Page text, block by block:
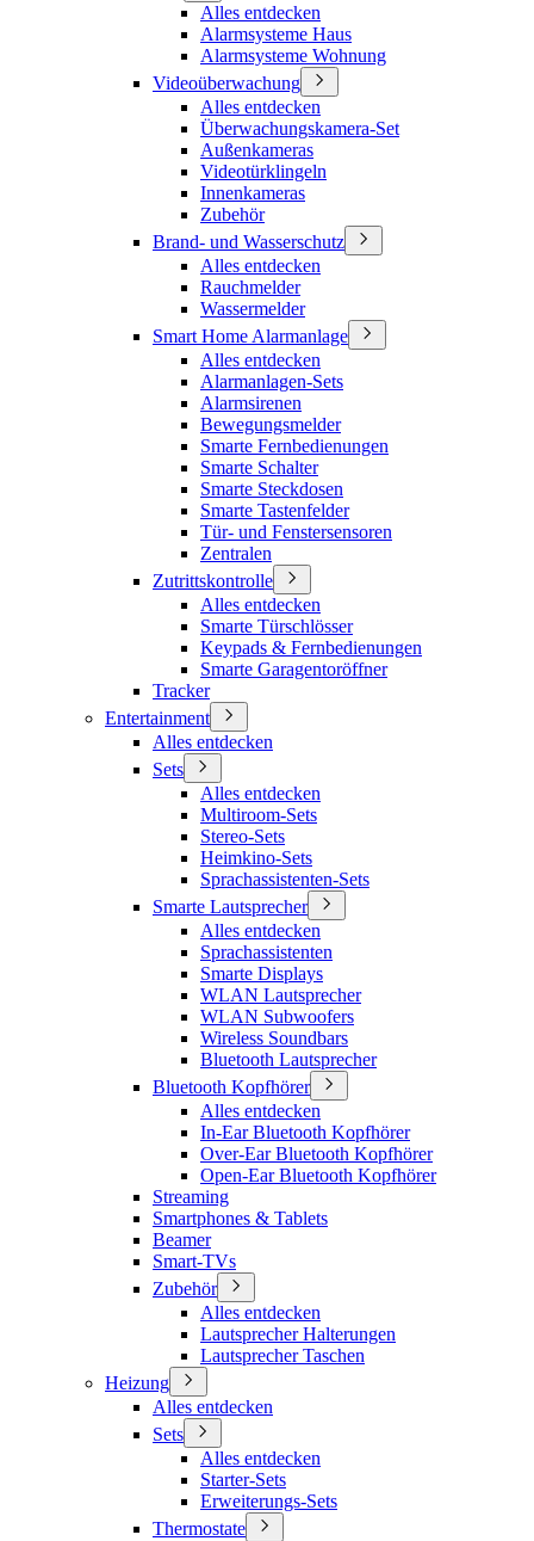
Alles entdecken
Alarmsysteme Haus
Alarmsysteme Wohnung
Videoüberwachung
Alles entdecken
Überwachungskamera-Set
Außenkameras
Videotürklingeln
Innenkameras
Zubehör
Brand- und Wasserschutz
Alles entdecken
Rauchmelder
Wassermelder
Smart Home Alarmanlage
Alles entdecken
Alarmanlagen-Sets
Alarmsirenen
Bewegungsmelder
Smarte Fernbedienungen
Smarte Schalter
Smarte Steckdosen
Smarte Tastenfelder
Tür- und Fenstersensoren
Zentralen
Zutrittskontrolle
Alles entdecken
Smarte Türschlösser
Keypads & Fernbedienungen
Smarte Garagentoröffner
Tracker
Entertainment
Alles entdecken
Sets
Alles entdecken
Multiroom-Sets
Stereo-Sets
Heimkino-Sets
Sprachassistenten-Sets
Smarte Lautsprecher
Alles entdecken
Sprachassistenten
Smarte Displays
WLAN Lautsprecher
WLAN Subwoofers
Wireless Soundbars
Bluetooth Lautsprecher
Bluetooth Kopfhörer
Alles entdecken
In-Ear Bluetooth Kopfhörer
Over-Ear Bluetooth Kopfhörer
Open-Ear Bluetooth Kopfhörer
Streaming
Smartphones & Tablets
Beamer
Smart-TVs
Zubehör
Alles entdecken
Lautsprecher Halterungen
Lautsprecher Taschen
Heizung
Alles entdecken
Sets
Alles entdecken
Starter-Sets
Erweiterungs-Sets
Thermostate